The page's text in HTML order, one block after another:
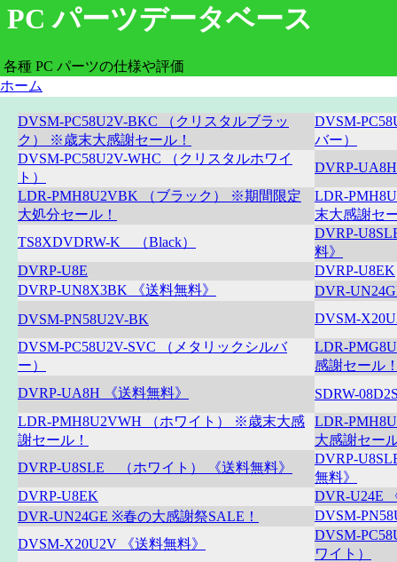
PC パーツデータベース
各種 PC パーツの仕様や評価
ホーム
DVSM-PC58U2V-BKC （クリスタルブラッ
ク） ※歳末大感謝セール！
DVSM-
バー）
DVSM-PC58U2V-WHC （クリスタルホワイ
ト）
DVRP-
LDR-PMH8U2VBK （ブラック） ※期間限定
大処分セール！
LDR-
末大感謝セ
TS8XDVDRW-K （Black）
DVRP-
料》
DVRP-U8E
DVRP-U8EK
DVRP-UN8X3BK 《送料無料》
DVR-
DVSM-PN58U2V-BK
DVSM-
DVSM-PC58U2V-SVC （メタリックシルバ
ー）
LDR-
感謝セール
DVRP-UA8H 《送料無料》
SDRW-
LDR-PMH8U2VWH （ホワイト） ※歳末大感
謝セール！
LDR-
大感謝セー
DVRP-U8SLE （ホワイト） 《送料無料》
DVRP-
無料》
DVRP-U8EK
DVR-U24E
DVR-UN24GE ※春の大感謝祭SALE！
DVSM-
DVSM-X20U2V 《送料無料》
DVSM-
ワイト）